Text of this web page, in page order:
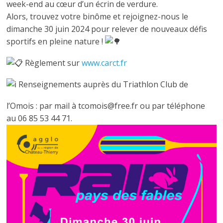
week-end au cœur d’un écrin de verdure.
Alors, trouvez votre binôme et rejoignez-nous le
dimanche 30 juin 2024 pour relever de nouveaux défis
sportifs en pleine nature !
Règlement surwww.carct.fr
Renseignements auprès du Triathlon Club de
l’Omois : par mail à tcomois@free.fr ou par téléphone
au 06 85 53 44 71.